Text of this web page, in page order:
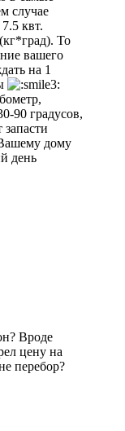
случае
квт.
То
вашего
на 1
90 градусов,
дому
день
Вроде
цену на
перебор?